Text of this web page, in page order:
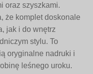
oraz szyszkami.
że komplet doskonale
jak i do wnętrz
stylu. To
oryginalne nadruki i
leśnego uroku.